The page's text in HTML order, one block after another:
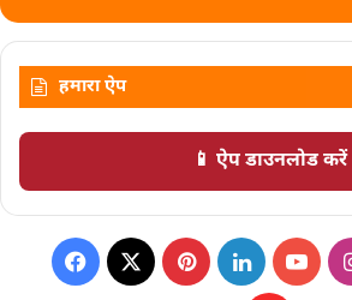
हमारा ऐप
📱 ऐप डाउनलोड करें